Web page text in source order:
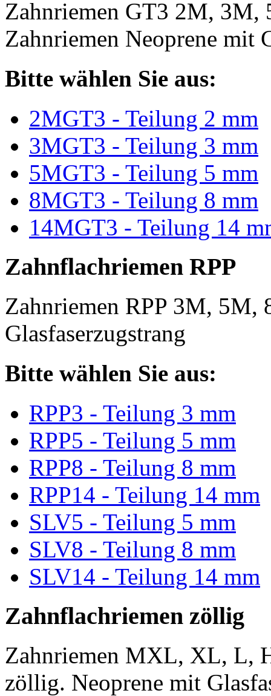
Zahnriemen GT3 2M, 3M,
Zahnriemen Neoprene mit
Bitte wählen Sie aus:
2MGT3 - Teilung 2 mm
3MGT3 - Teilung 3 mm
5MGT3 - Teilung 5 mm
8MGT3 - Teilung 8 mm
14MGT3 - Teilung 14
Zahnflachriemen RPP
Zahnriemen RPP 3M, 5M,
Glasfaserzugstrang
Bitte wählen Sie aus:
RPP3 - Teilung 3 mm
RPP5 - Teilung 5 mm
RPP8 - Teilung 8 mm
RPP14 - Teilung 14 mm
SLV5 - Teilung 5 mm
SLV8 - Teilung 8 mm
SLV14 - Teilung 14 mm
Zahnflachriemen zöllig
Zahnriemen MXL, XL, L,
zöllig. Neoprene mit